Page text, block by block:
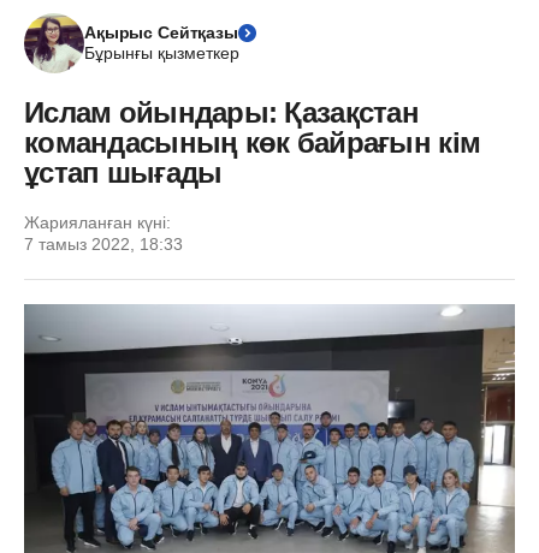
Ақырыс Сейтқазы
Бұрынғы қызметкер
Ислам ойындары: Қазақстан
командасының көк байрағын кім
ұстап шығады
Жарияланған күні:
7 тамыз 2022, 18:33